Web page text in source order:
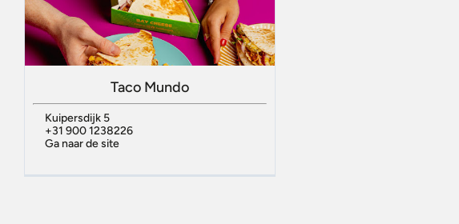
Taco Mundo
Kuipersdijk 5
+31 900 1238226
Ga naar de site